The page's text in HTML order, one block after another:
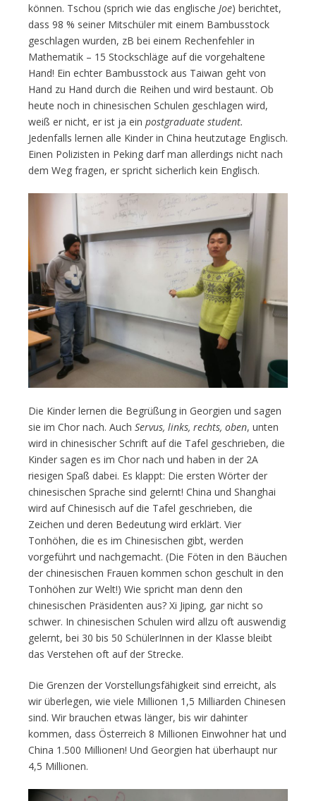
können. Tschou (sprich wie das englische Joe) berichtet,
dass 98 % seiner Mitschüler mit einem Bambusstock
geschlagen wurden, zB bei einem Rechenfehler in
Mathematik – 15 Stockschläge auf die vorgehaltene
Hand! Ein echter Bambusstock aus Taiwan geht von
Hand zu Hand durch die Reihen und wird bestaunt. Ob
heute noch in chinesischen Schulen geschlagen wird,
weiß er nicht, er ist ja ein postgraduate student.
Jedenfalls lernen alle Kinder in China heutzutage Englisch.
Einen Polizisten in Peking darf man allerdings nicht nach
dem Weg fragen, er spricht sicherlich kein Englisch.
Die Kinder lernen die Begrüßung in Georgien und sagen
sie im Chor nach. Auch Servus, links, rechts, oben, unten
wird in chinesischer Schrift auf die Tafel geschrieben, die
Kinder sagen es im Chor nach und haben in der 2A
riesigen Spaß dabei. Es klappt: Die ersten Wörter der
chinesischen Sprache sind gelernt! China und Shanghai
wird auf Chinesisch auf die Tafel geschrieben, die
Zeichen und deren Bedeutung wird erklärt. Vier
Tonhöhen, die es im Chinesischen gibt, werden
vorgeführt und nachgemacht. (Die Föten in den Bäuchen
der chinesischen Frauen kommen schon geschult in den
Tonhöhen zur Welt!) Wie spricht man denn den
chinesischen Präsidenten aus? Xi Jiping, gar nicht so
schwer. In chinesischen Schulen wird allzu oft auswendig
gelernt, bei 30 bis 50 SchülerInnen in der Klasse bleibt
das Verstehen oft auf der Strecke.
Die Grenzen der Vorstellungsfähigkeit sind erreicht, als
wir überlegen, wie viele Millionen 1,5 Milliarden Chinesen
sind. Wir brauchen etwas länger, bis wir dahinter
kommen, dass Österreich 8 Millionen Einwohner hat und
China 1.500 Millionen! Und Georgien hat überhaupt nur
4,5 Millionen.